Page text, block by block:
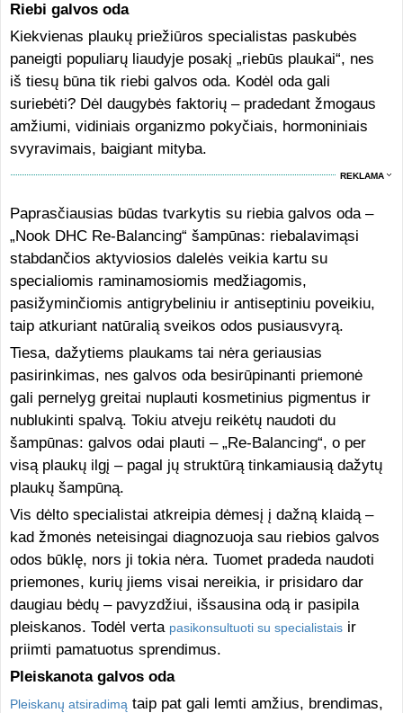
Riebi galvos oda
Kiekvienas plaukų priežiūros specialistas paskubės
paneigti populiarų liaudyje posakį „riebūs plaukai“, nes
iš tiesų būna tik riebi galvos oda. Kodėl oda gali
suriebėti? Dėl daugybės faktorių – pradedant žmogaus
amžiumi, vidiniais organizmo pokyčiais, hormoniniais
svyravimais, baigiant mityba.
REKLAMA
Paprasčiausias būdas tvarkytis su riebia galvos oda –
„Nook DHC Re-Balancing“ šampūnas: riebalavimąsi
stabdančios aktyviosios dalelės veikia kartu su
specialiomis raminamosiomis medžiagomis,
pasižyminčiomis antigrybeliniu ir antiseptiniu poveikiu,
taip atkuriant natūralią sveikos odos pusiausvyrą.
Tiesa, dažytiems plaukams tai nėra geriausias
pasirinkimas, nes galvos oda besirūpinanti priemonė
gali pernelyg greitai nuplauti kosmetinius pigmentus ir
nublukinti spalvą. Tokiu atveju reikėtų naudoti du
šampūnas: galvos odai plauti – „Re-Balancing“, o per
visą plaukų ilgį – pagal jų struktūrą tinkamiausią dažytų
plaukų šampūną.
Vis dėlto specialistai atkreipia dėmesį į dažną klaidą –
kad žmonės neteisingai diagnozuoja sau riebios galvos
odos būklę, nors ji tokia nėra. Tuomet pradeda naudoti
priemones, kurių jiems visai nereikia, ir prisidaro dar
daugiau bėdų – pavyzdžiui, išsausina odą ir pasipila
pleiskanos. Todėl verta pasikonsultuoti su specialistaisir
priimti pamatuotus sprendimus.
Pleiskanota galvos oda
Pleiskanų atsiradimątaip pat gali lemti amžius, brendimas,